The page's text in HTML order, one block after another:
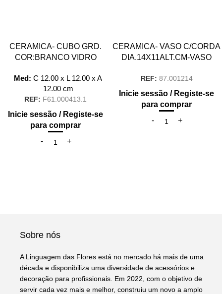
CERAMICA- CUBO GRD.
COR:BRANCO VIDRO
Med: C 12.00 x L 12.00 x A
12.00cm
REF: F61.000413.1
Inicie sessão / Registe-se
para comprar
CERAMICA- VASO C/CORDA
DIA.14X11ALT.CM-VASO
REF: 87.001214
Inicie sessão / Registe-se
para comprar
Sobre nós
A Linguagem das Flores está no mercado há mais de uma
década e disponibiliza uma diversidade de acessórios e
decoração para profissionais. Em 2022, com o objetivo de
servir cada vez mais e melhor, construiu um novo a amplo